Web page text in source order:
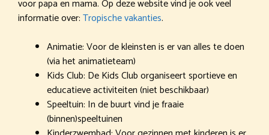
voor papa en mama. Op deze website vind je ook veel
informatie over:Tropische vakanties.
Animatie: Voor de kleinsten is er van alles te doen
(via het animatieteam)
Kids Club: De Kids Club organiseert sportieve en
educatieve activiteiten (niet beschikbaar)
Speeltuin: In de buurt vind je fraaie
(binnen)speeltuinen